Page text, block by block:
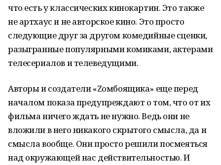
что есть у классических кинокартин. Это также
не артхаус и не авторское кино. Это просто
следующие друг за другом комедийные сценки,
разыгранные популярными комиками, актерами
телесериалов и телеведущими.
Авторы и создатели «Zомбоящика» еще перед
началом показа предупреждают о том, что от их
фильма ничего ждать не нужно. Ведь они не
вложили в него никакого скрытого смысла, да и
смысла вообще. Они просто решили посмеяться
над окружающей нас действительностью. И